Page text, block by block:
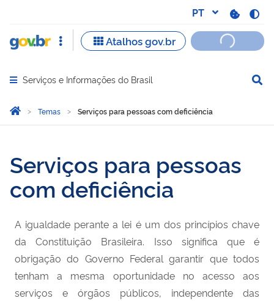
Abrir menu principal de navegação
Serviços e Informações do Brasil
Você está aqui:
Página Inicial
Temas Serviços para pessoas com deficiência
Serviços para pessoas
com deficiência
A igualdade perante a lei é um dos princípios chave
da Constituição Brasileira. Isso significa que é
obrigação do Governo Federal garantir que todos
tenham a mesma oportunidade no acesso aos
serviços e órgãos públicos, independente das